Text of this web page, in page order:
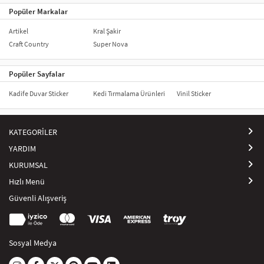
Popüler Markalar
Artikel
Craft Country
Kral Şakir
Super Nova
Popüler Sayfalar
Kadife Duvar Sticker Kedi Tırmalama Ürünleri Vinil Sticker
KATEGORİLER
YARDIM
KURUMSAL
Hızlı Menü
Güvenli Alışveriş
Sosyal Medya